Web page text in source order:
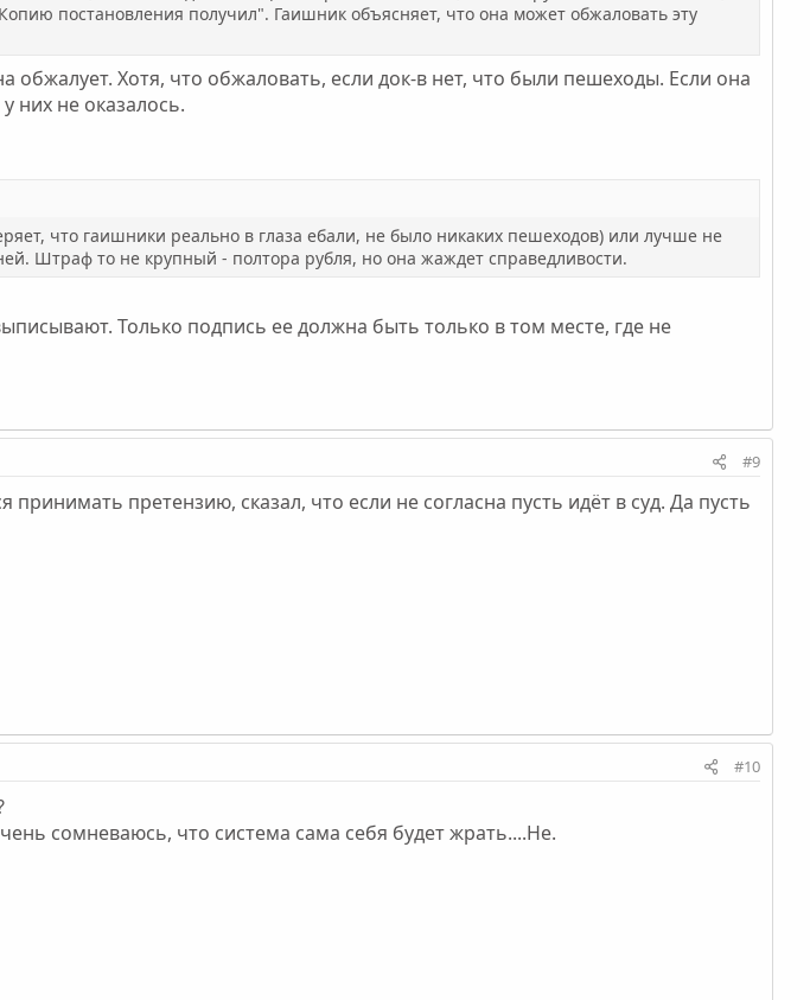
постановления получил". Гаишник объясняет, что она может обжаловать эту
обжалует. Хотя, что обжаловать, если док-в нет, что были пешеходы. Если она
них не оказалось.
что гаишники реально в глаза ебали, не было никаких пешеходов) или лучше не
Штраф то не крупный - полтора рубля, но она жаждет справедливости.
Только подпись ее должна быть только в том месте, где не
#9
претензию, сказал, что если не согласна пусть идёт в суд. Да пусть
#10
сомневаюсь, что система сама себя будет жрать....Не.